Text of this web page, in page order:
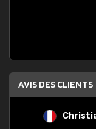
AVIS DES CLIENTS